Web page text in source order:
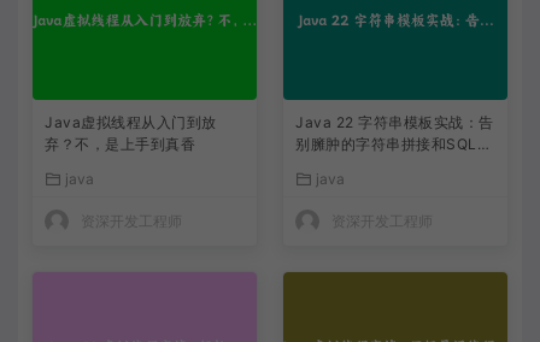
Java虚拟线程从入门到放
弃？不，是上手到真香
java
资深开发工程师
Java 22 字符串模板实战：告
别臃肿的字符串拼接和SQL注
java
资深开发工程师